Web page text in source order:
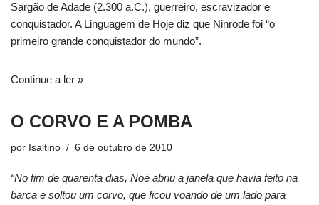
Sargão de Adade (2.300 a.C.), guerreiro, escravizador e
conquistador. A Linguagem de Hoje diz que Ninrode foi “o
primeiro grande conquistador do mundo”.
Continue a ler »
O CORVO E A POMBA
por Isaltino 6 de outubro de 2010
“No fim de quarenta dias, Noé abriu a janela que havia feito na
barca e soltou um corvo, que ficou voando de um lado para